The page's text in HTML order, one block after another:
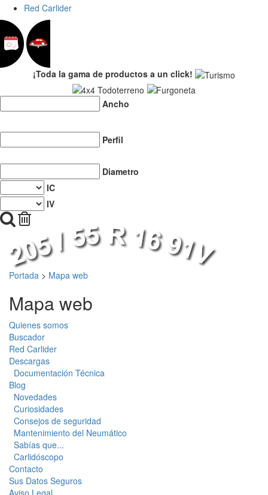
Red Carlider
¡Toda la gama de productos a un click!
Ancho
Perfil
Diametro
IC
IV
Portada > Mapa web
Mapa web
Quienes somos
Buscador
Red Carlider
Descargas
Documentación Técnica
Blog
Novedades
Curiosidades
Consejos de seguridad
Mantenimiento del Neumático
Sabías que...
Carlidóscopo
Contacto
Sus Datos Seguros